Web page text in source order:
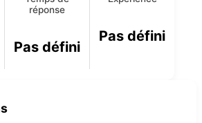
réponse
Pas défini
Pas défini